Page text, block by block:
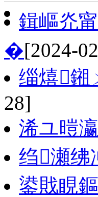
鍓嶇灮
�[2024-
缁熺鎺
28]
浠ユ暟
绉瀬绋
鍙戝睍